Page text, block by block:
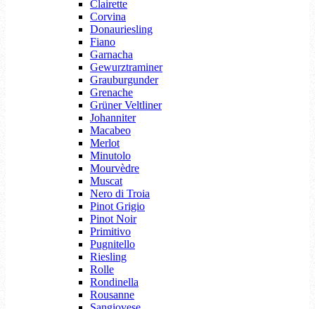
Clairette
Corvina
Donauriesling
Fiano
Garnacha
Gewurztraminer
Grauburgunder
Grenache
Grüner Veltliner
Johanniter
Macabeo
Merlot
Minutolo
Mourvèdre
Muscat
Nero di Troia
Pinot Grigio
Pinot Noir
Primitivo
Pugnitello
Riesling
Rolle
Rondinella
Rousanne